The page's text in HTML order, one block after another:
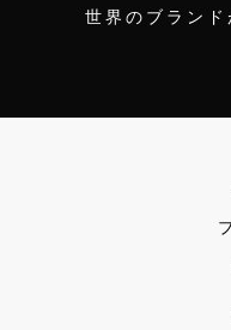
世界のブラン